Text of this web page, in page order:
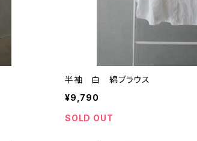
半袖 白 綿ブラウス
¥9,790
SOLD OUT